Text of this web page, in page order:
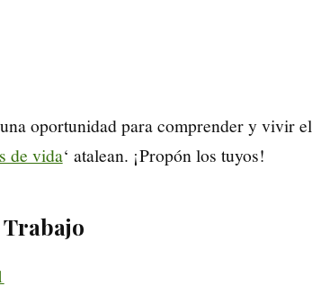
oportunidad para comprender y vivir el
de vida‘ atalean. ¡Propón los tuyos!
Trabajo